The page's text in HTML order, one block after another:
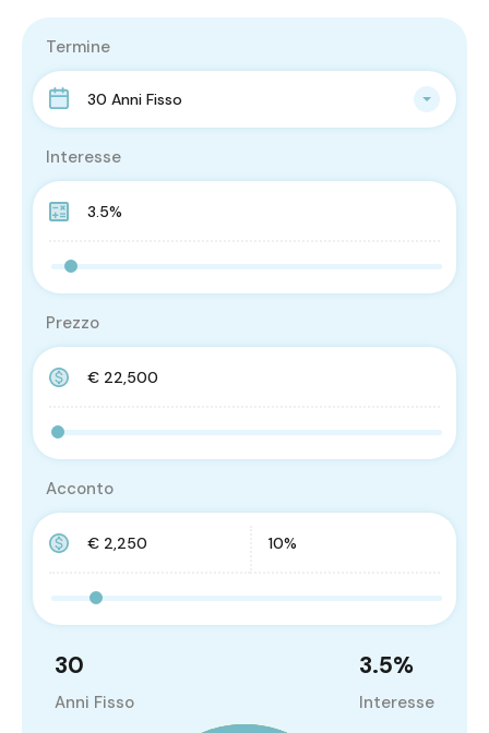
Termine
30 Anni Fisso
Interesse
Prezzo
Acconto
30
Anni Fisso
3.5%
Interesse